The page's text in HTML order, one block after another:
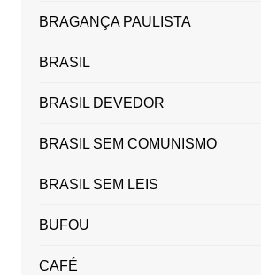
BRAGANÇA PAULISTA
BRASIL
BRASIL DEVEDOR
BRASIL SEM COMUNISMO
BRASIL SEM LEIS
BUFOU
CAFÉ